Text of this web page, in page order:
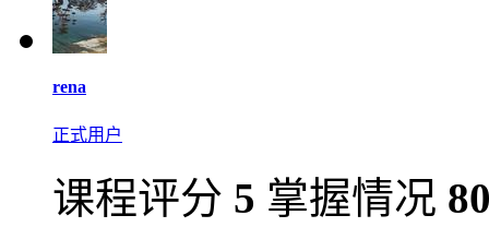
rena
正式用户
课程评分 5 掌握情况